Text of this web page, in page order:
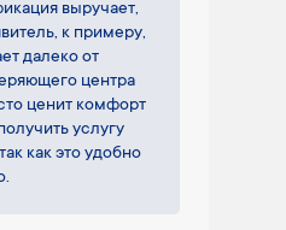
выручает,
к примеру,
далеко от
центра
ценит комфорт
услугу
как это удобно